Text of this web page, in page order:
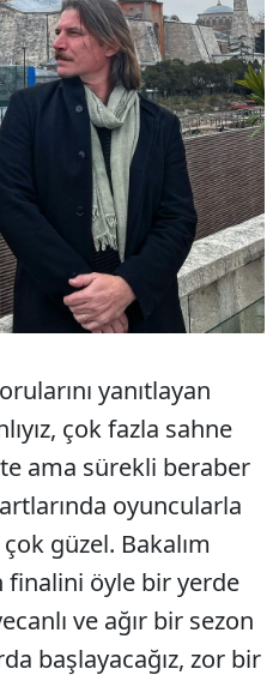
yanıtlayan
çok fazla sahne
ama sürekli beraber
oyuncularla
güzel. Bakalım
finalini öyle bir yerde
ve ağır bir sezon
başlayacağız, zor bir